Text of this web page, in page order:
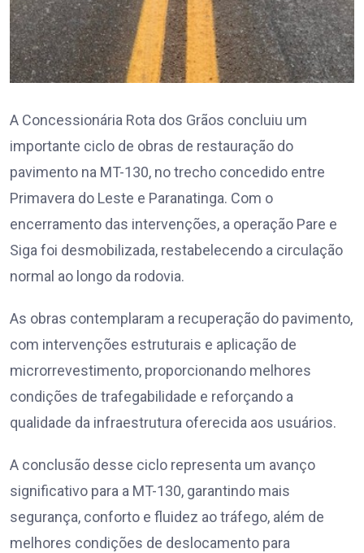
A Concessionária Rota dos Grãos concluiu um
importante ciclo de obras de restauração do
pavimento na MT-130, no trecho concedido entre
Primavera do Leste e Paranatinga. Com o
encerramento das intervenções, a operação Pare e
Siga foi desmobilizada, restabelecendo a circulação
normal ao longo da rodovia.
As obras contemplaram a recuperação do pavimento,
com intervenções estruturais e aplicação de
microrrevestimento, proporcionando melhores
condições de trafegabilidade e reforçando a
qualidade da infraestrutura oferecida aos usuários.
A conclusão desse ciclo representa um avanço
significativo para a MT-130, garantindo mais
segurança, conforto e fluidez ao tráfego, além de
melhores condições de deslocamento para